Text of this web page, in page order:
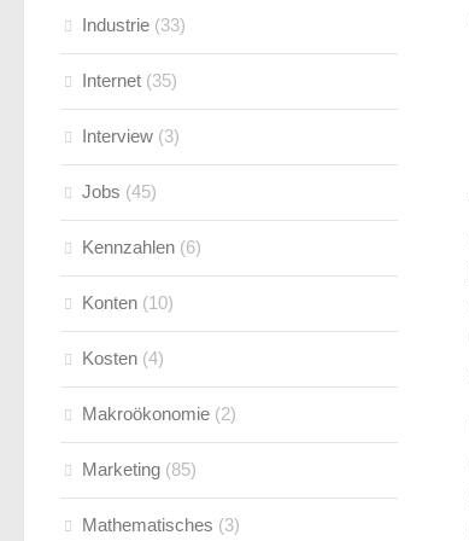
Industrie (33)
Internet (35)
Interview (3)
Jobs (45)
Kennzahlen (6)
Konten (10)
Kosten (4)
Makroökonomie (2)
Marketing (85)
Mathematisches (3)